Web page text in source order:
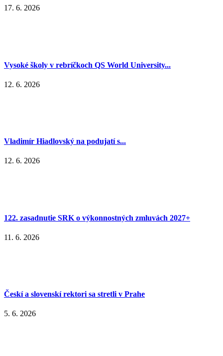
17. 6. 2026
Vysoké školy v rebríčkoch QS World University...
12. 6. 2026
Vladimír Hiadlovský na podujatí s...
12. 6. 2026
122. zasadnutie SRK o výkonnostných zmluvách 2027+
11. 6. 2026
Českí a slovenskí rektori sa stretli v Prahe
5. 6. 2026